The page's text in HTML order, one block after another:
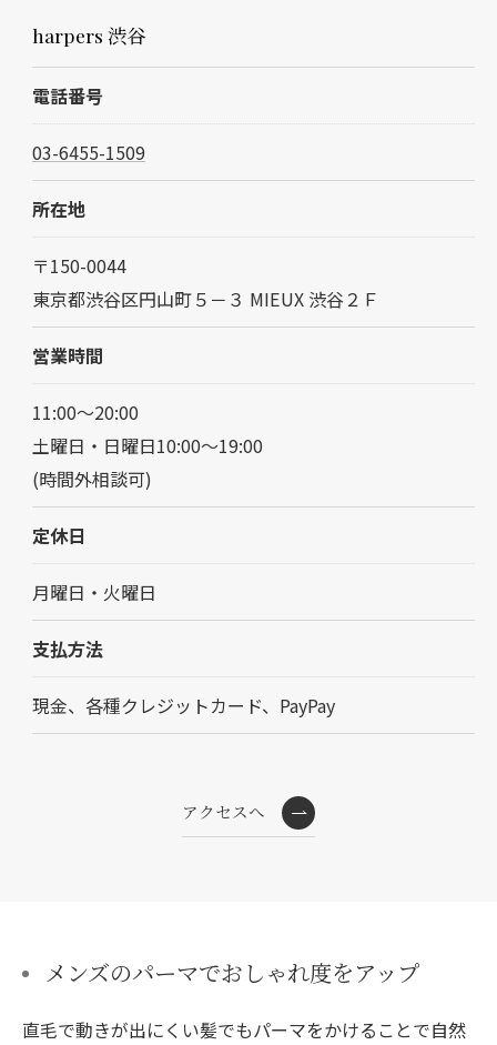
harpers 渋谷
電話番号
03-6455-1509
所在地
〒150-0044
東京都渋谷区円山町５－３ MIEUX 渋谷２Ｆ
営業時間
11:00～20:00
土曜日・日曜日10:00～19:00
(時間外相談可)
定休日
月曜日・火曜日
支払方法
現金、各種クレジットカード、PayPay
アクセスへ
メンズのパーマでおしゃれ度をアップ
直毛で動きが出にくい髪でもパーマをかけることで自然